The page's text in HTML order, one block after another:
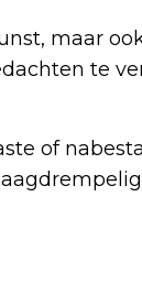
maar
te
of